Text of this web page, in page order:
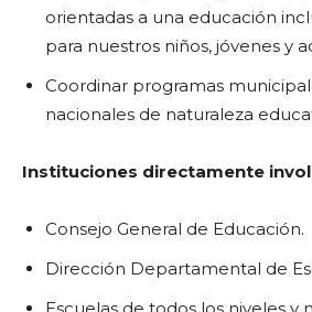
orientadas a una educación
para nuestros niños, jóvenes y
Coordinar programas
nacionales de naturaleza
Instituciones directamente
Consejo General de Educación.
Dirección Departamental de